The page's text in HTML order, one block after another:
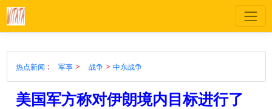
热点新闻 : 军事> 战争 > 中东战争
美国军方称对伊朗境内目标进行了